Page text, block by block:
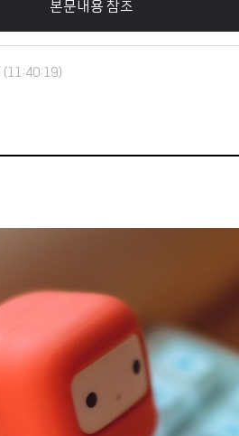
본문내용 참조
(11:40:19)